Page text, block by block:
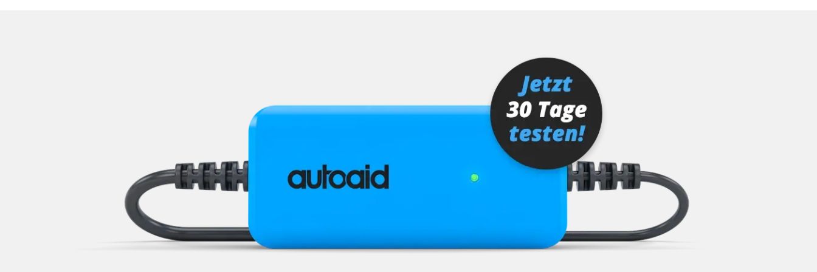
Oben-, Hinten-, Seitenkamera (TRSVC)
Obere Bedieneinheit
Regen-/Lichtsensor
Reifendruckkontrolle (RDK)
Rückfahrkamera